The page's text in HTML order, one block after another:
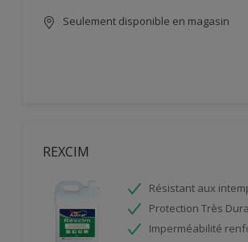
Seulement disponible en magasin
REXCIM
Résistant aux
Protection Très
Imperméabilité